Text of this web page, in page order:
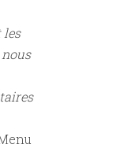
les
nous